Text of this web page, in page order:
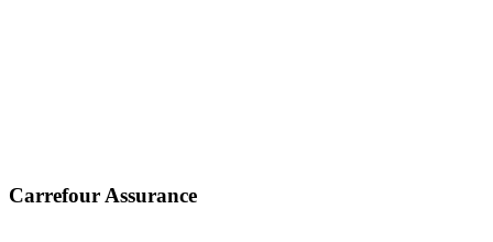
Carrefour Assurance